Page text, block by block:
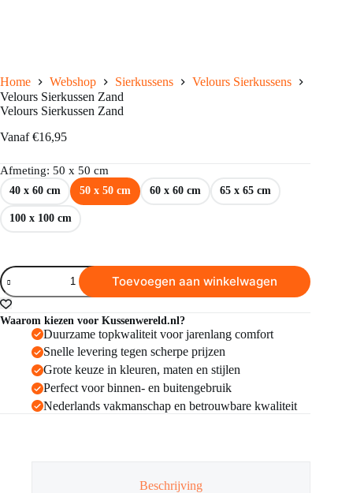
Home Webshop Sierkussens
Velours Sierkussens
Velours Sierkussen Zand
Velours Sierkussen Zand
Vanaf €16,95
Afmeting: 50 x 50 cm
40 x 60 cm 50 x 50 cm 60 x 60 cm 65 x 65 cm
100 x 100 cm
Toevoegen aan winkelwagen
Waarom kiezen voor Kussenwereld.nl?
Duurzame topkwaliteit voor jarenlang comfort
Snelle levering tegen scherpe prijzen
Grote keuze in kleuren, maten en stijlen
Perfect voor binnen- en buitengebruik
Nederlands vakmanschap en betrouwbare kwaliteit
Beschrijving